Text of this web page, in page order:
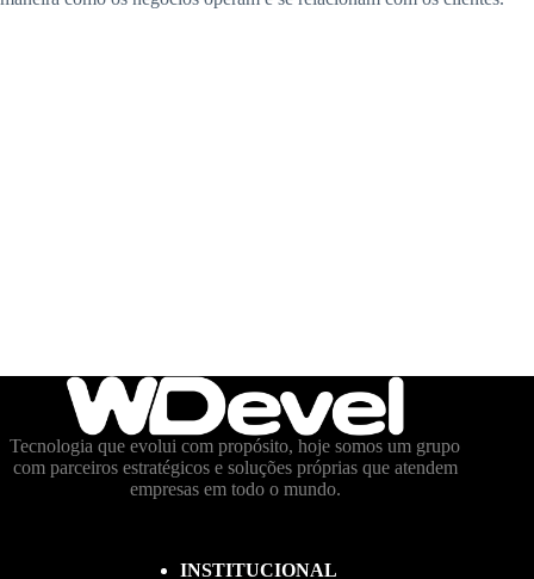
Tecnologia que evolui com propósito, hoje somos um grupo
com parceiros estratégicos e soluções próprias que atendem
empresas em todo o mundo.
INSTITUCIONAL